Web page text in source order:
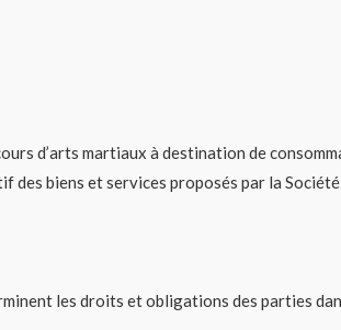
d’arts martiaux à destination de
biens et services proposés par la
les droits et obligations des parties